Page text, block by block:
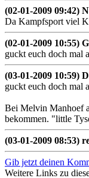
(02-01-2009 09:42)
Da Kampfsport viel
(02-01-2009 10:55)
guckt euch doch mal
(03-01-2009 10:59)
guckt euch doch mal
Bei Melvin Manhoef
bekommen. "little
(03-01-2009 08:53)
Gib jetzt deinen
Weitere Links zu